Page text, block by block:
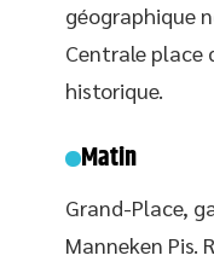
géographique
Centrale place
historique.
Matin
Grand-Place,
Manneken Pis.